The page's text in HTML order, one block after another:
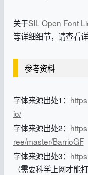
关于SIL Open Font
等详细细节，请查看
参考资料
字体来源出处1：
io/
字体来源出处2：
ree/master/BarrioGF
字体来源出处3：
（需要科学上网才能打